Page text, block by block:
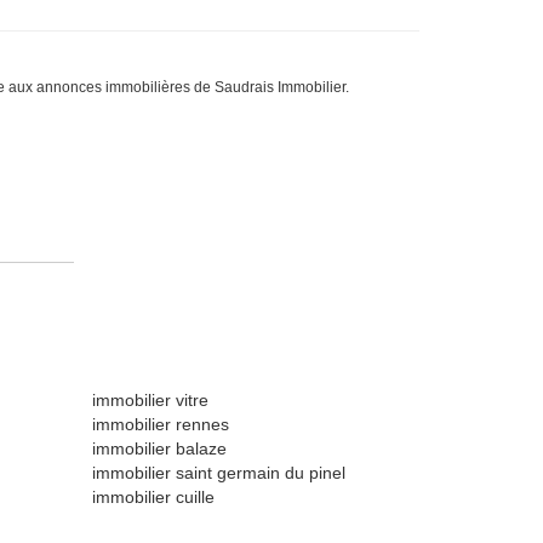
aux annonces immobilières de Saudrais Immobilier.
immobilier vitre
immobilier rennes
immobilier balaze
immobilier saint germain du pinel
immobilier cuille